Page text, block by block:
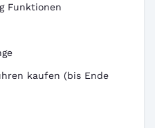
Funktionen
kaufen (bis Ende